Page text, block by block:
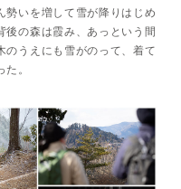
勢いを増して雪が降りはじめ
後の森は霞み、あっという間
のうえにも雪がのって、着て
。